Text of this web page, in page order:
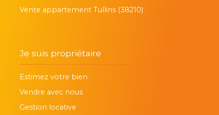
Vente appartement Tullins (38210)
Je suis propriétaire
Estimez votre bien
Vendre avec nous
Gestion locative